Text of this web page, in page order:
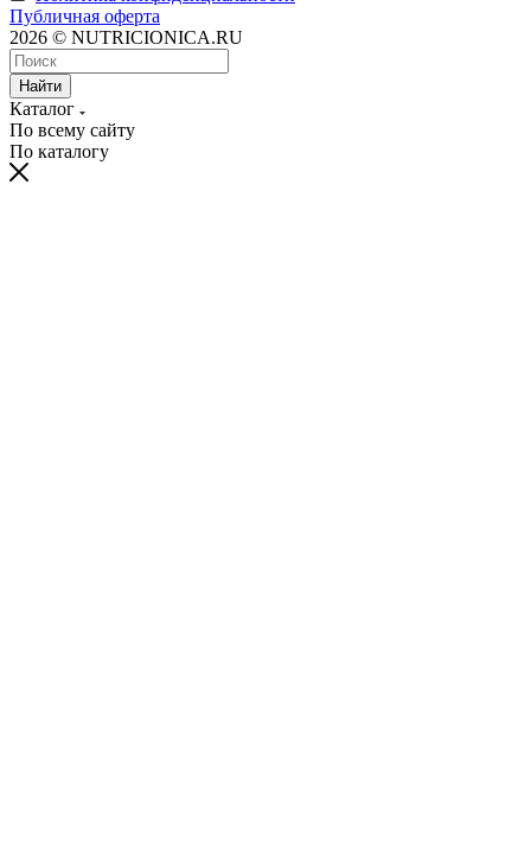
Публичная оферта
2026 © NUTRICIONICA.RU
Найти
Каталог
По всему сайту
По каталогу